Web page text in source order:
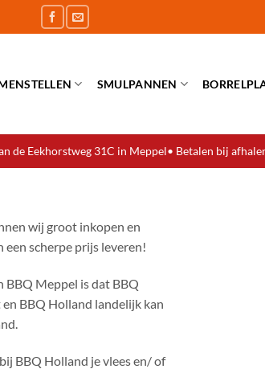
SMULPANNEN
de Eekhorstweg 31C in Meppel• Betalen bij
wij groot inkopen en
scherpe prijs leveren!
BBQ Meppel is dat BBQ
BBQ Holland landelijk kan
BBQ Holland je vlees en/ of